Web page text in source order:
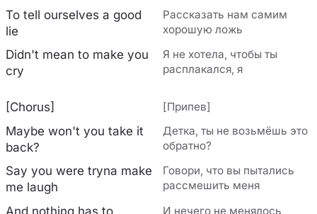
To tell ourselves a good
lie
Рассказать нам самим
хорошую ложь
Didn't mean to make you
cry
Я не хотела, чтобы ты
расплакался, я
[Chorus] [Припев]
Maybe won't you take it
back?
Детка, ты не возьмёшь это
обратно?
Say you were tryna make
me laugh
Говори, что вы пытались
рассмешить меня
And nothing has to И нечего не менялось